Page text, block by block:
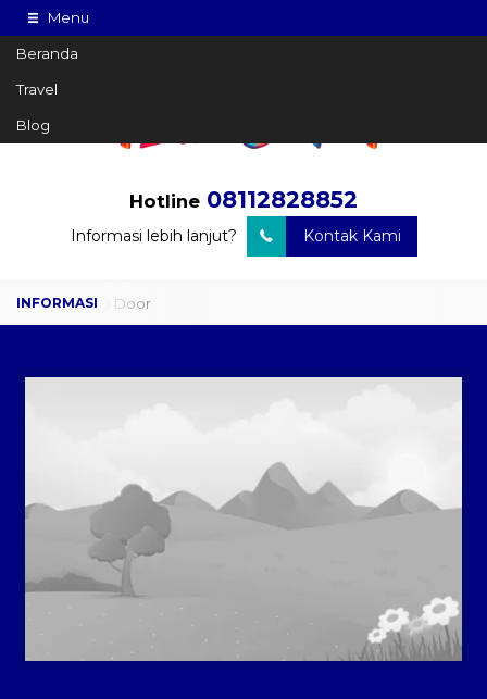
Menu
Beranda
Travel
Blog
Hotline 08112828852
Informasi lebih lanjut? Kontak Kami
Travel Door to Door
Paket Kilat
Pengiriman Barang